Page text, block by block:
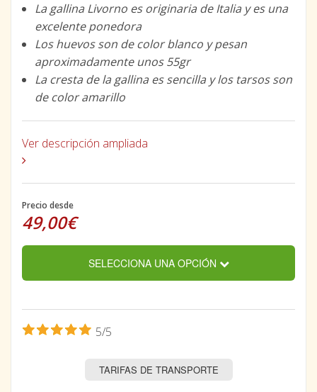
La gallina Livorno es originaria de Italia y es una
excelente ponedora
Los huevos son de color blanco y pesan
aproximadamente unos 55gr
La cresta de la gallina es sencilla y los tarsos son
de color amarillo
Ver descripción ampliada
Precio desde
49,00€
SELECCIONA UNA OPCIÓN
5/5
TARIFAS DE TRANSPORTE